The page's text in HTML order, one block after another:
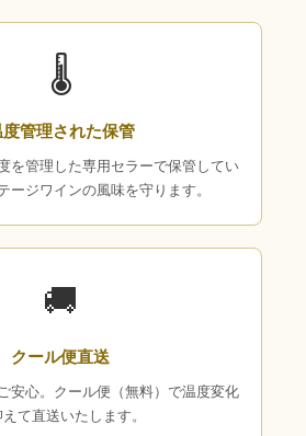
🌡
度管理された保管
を管理した専用セラーで保管してい
ージワインの風味を守ります。
🚚
クール便直送
安心。クール便（無料）で温度変化
て直送いたします。